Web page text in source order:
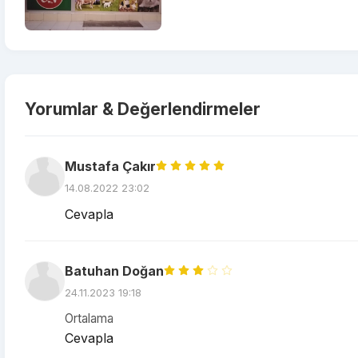
Yorumlar & Değerlendirmeler
Mustafa Çakır
14.08.2022 23:02
Cevapla
Batuhan Doğan
24.11.2023 19:18
Ortalama
Cevapla